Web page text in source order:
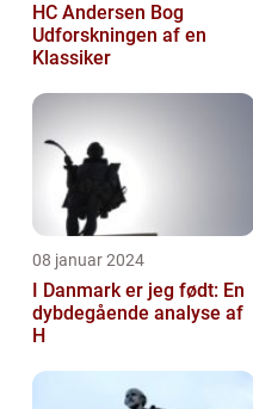
HC Andersen Bog
Udforskningen af en
Klassiker
08 januar 2024
I Danmark er jeg født: En
dybdegående analyse af
H